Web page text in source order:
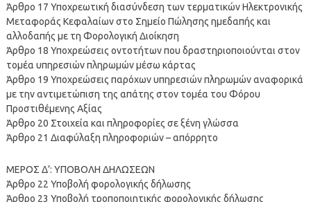
Άρθρο 17 Υποχρεωτική διασύνδεση των τερματικών Ηλεκτρονικής
Μεταφοράς Κεφαλαίων στο Σημείο Πώλησης ημεδαπής και
αλλοδαπής με τη Φορολογική Διοίκηση
Άρθρο 18 Υποχρεώσεις οντοτήτων που δραστηριοποιούνται στον
τομέα υπηρεσιών πληρωμών μέσω κάρτας
Άρθρο 19 Υποχρεώσεις παρόχων υπηρεσιών πληρωμών αναφορικά
με την αντιμετώπιση της απάτης στον τομέα του Φόρου
Προστιθέμενης Αξίας
Άρθρο 20 Στοιχεία και πληροφορίες σε ξένη γλώσσα
Άρθρο 21 Διαφύλαξη πληροφοριών – απόρρητο
ΜΕΡΟΣ Δ’: ΥΠΟΒΟΛΗ ΔΗΛΩΣΕΩΝ
Άρθρο 22 Υποβολή φορολογικής δήλωσης
Άρθρο 23 Υποβολή τροποποιητικής φορολογικής δήλωσης